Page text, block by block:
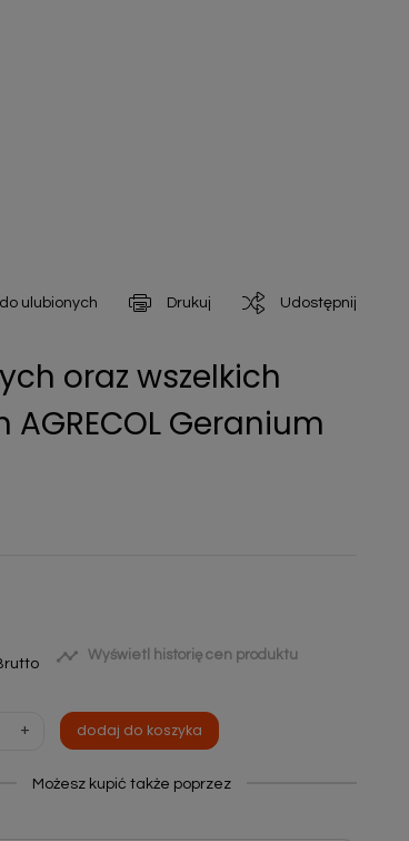
ulubionych Drukuj Udostępnij
oraz wszelkich
Geranium
 Wyświetl historię cen produktu
+ dodaj do koszyka
Możesz kupić także poprzez